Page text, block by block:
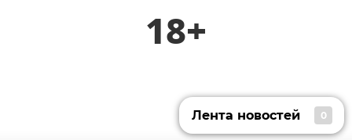
18+
Лента новостей 0